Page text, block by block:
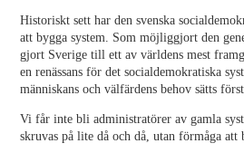
Historiskt sett har den svenska
att bygga system. Som möjliggjort den
gjort Sverige till ett av världens mest
en renässans för det socialdemokratiska
människans och välfärdens behov sätts
Vi får inte bli administratörer av gamla
skruvas på lite då och då, utan förmåga